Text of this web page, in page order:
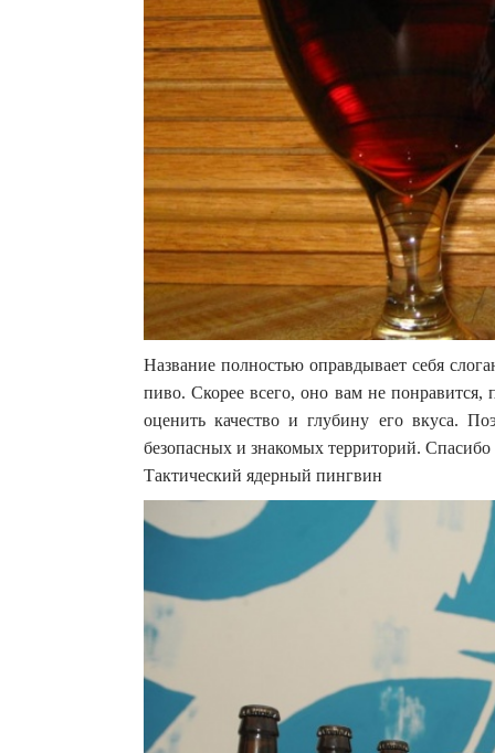
Название полностью оправдывает себя
пиво. Скорее всего, оно вам не
оценить качество и глубину его вкуса.
безопасных и знакомых территорий. Спасибо
Тактический ядерный пингвин